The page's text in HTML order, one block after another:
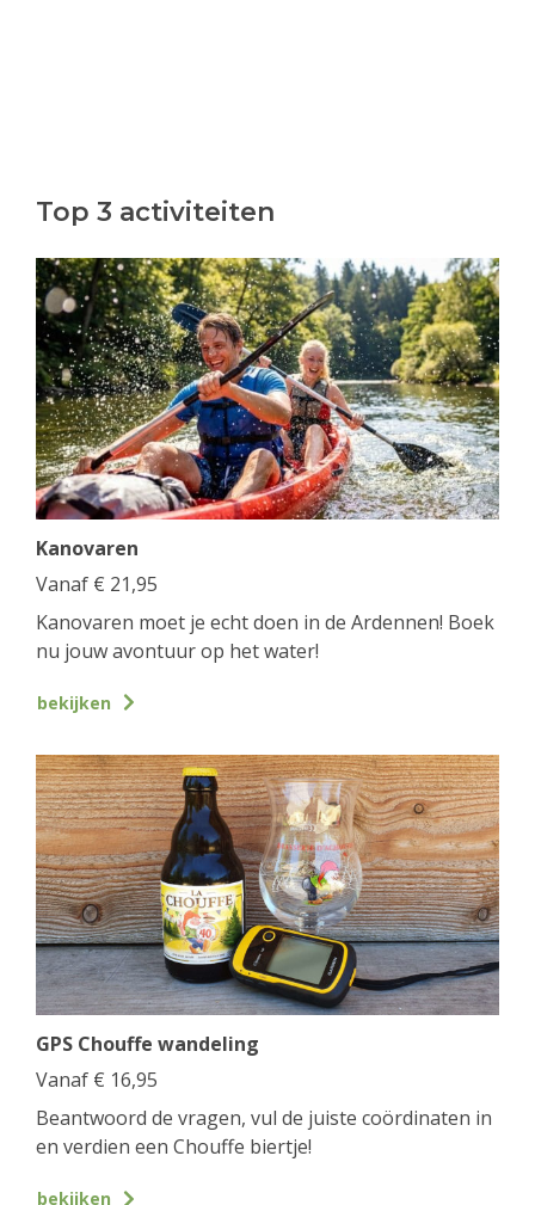
Top 3 activiteiten
Kanovaren
Vanaf € 21,95
Kanovaren moet je echt doen in de Ardennen! Boek
nu jouw avontuur op het water!
bekijken
GPS Chouffe wandeling
Vanaf € 16,95
Beantwoord de vragen, vul de juiste coördinaten in
en verdien een Chouffe biertje!
bekijken